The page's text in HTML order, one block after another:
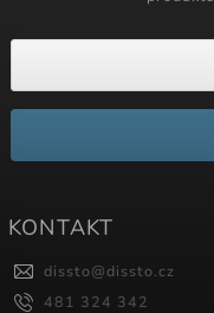
KONTAKT
dissto@dissto.cz
481 324 342